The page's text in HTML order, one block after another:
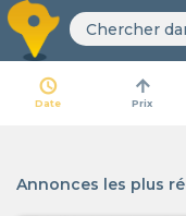
access_time
Date
arrow_upward
Prix
Annonces les plus